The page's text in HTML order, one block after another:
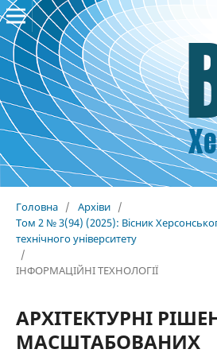
Головна / Архіви /
Том 2 № 3(94) (2025): Вісник
технічного університету
/
ІНФОРМАЦІЙНІ ТЕХНОЛОГІЇ
АРХІТЕКТУРНІ
МАСШТАБОВАНИХ